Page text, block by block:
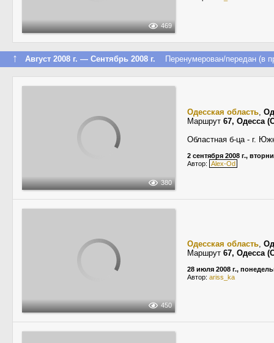
469
↑ Август 2008 г. — Сентябрь 2008 г. Перенумерован/передан (в
380
Одесская область,
Маршрут 67, Одесса
Областная б-ца - г.
2 сентября 2008 г.,
Автор: Alex-Od
450
Одесская область,
Маршрут 67, Одесса
28 июля 2008 г.,
Автор: ariss_ka